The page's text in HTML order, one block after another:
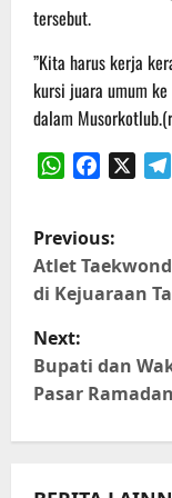
tersebut.
​”Kita harus kerja
kursi juara umum ke
dalam
P
o
s
t
Previous:
Atlet
di Kejuaraan
Next:
Bupati dan
Pasar